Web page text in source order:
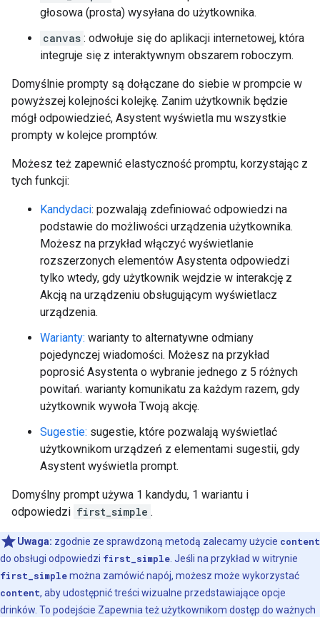
głosowa (prosta) wysyłana do użytkownika.
canvas : odwołuje się do aplikacji internetowej, która
integruje się z interaktywnym obszarem roboczym.
Domyślnie prompty są dołączane do siebie w prompcie w
powyższej kolejności kolejkę. Zanim użytkownik będzie
mógł odpowiedzieć, Asystent wyświetla mu wszystkie
prompty w kolejce promptów.
Możesz też zapewnić elastyczność promptu, korzystając z
tych funkcji:
Kandydaci: pozwalają zdefiniować odpowiedzi na
podstawie do możliwości urządzenia użytkownika.
Możesz na przykład włączyć wyświetlanie
rozszerzonych elementów Asystenta odpowiedzi
tylko wtedy, gdy użytkownik wejdzie w interakcję z
Akcją na urządzeniu obsługującym wyświetlacz
urządzenia.
Warianty: warianty to alternatywne odmiany
pojedynczej wiadomości. Możesz na przykład
poprosić Asystenta o wybranie jednego z 5 różnych
powitań. warianty komunikatu za każdym razem, gdy
użytkownik wywoła Twoją akcję.
Sugestie: sugestie, które pozwalają wyświetlać
użytkownikom urządzeń z elementami sugestii, gdy
Asystent wyświetla prompt.
Domyślny prompt używa 1 kandydu, 1 wariantu i
odpowiedzi first_simple .
Uwaga: zgodnie ze sprawdzoną metodą zalecamy użycie content
do obsługi odpowiedzi first_simple . Jeśli na przykład w witrynie
first_simplemożna zamówić napój, możesz może wykorzystać
content, aby udostępnić treści wizualne przedstawiające opcje
drinków. To podejście Zapewnia też użytkownikom dostęp do ważnych